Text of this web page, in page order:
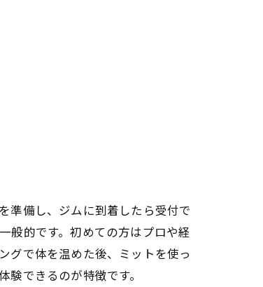
準備し、ジムに到着したら受付で
般的です。初めての方はプロや経
グで体を温めた後、ミットを使っ
できるのが特徴です。